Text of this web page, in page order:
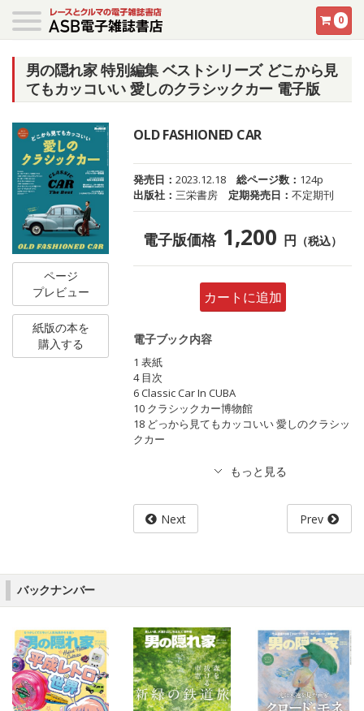
0
男の隠れ家 特別編集 ベストシリーズ どこから見
てもカッコいい 愛しのクラシックカー 電子版
ページ
プレビュー
紙版の本を
購入する
OLD FASHIONED CAR
発売日：2023.12.18 総ページ数： 124p
出版社：三栄書房 定期発売日：不定期刊
電子版価格 1,200 円 （税込）
カートに追加
電子ブック内容
1 表紙
4 目次
6 Classic Car In CUBA
10 クラシックカー博物館
18 どっから見てもカッコいい 愛しのクラシッ
クカー
Next Prev
バックナンバー